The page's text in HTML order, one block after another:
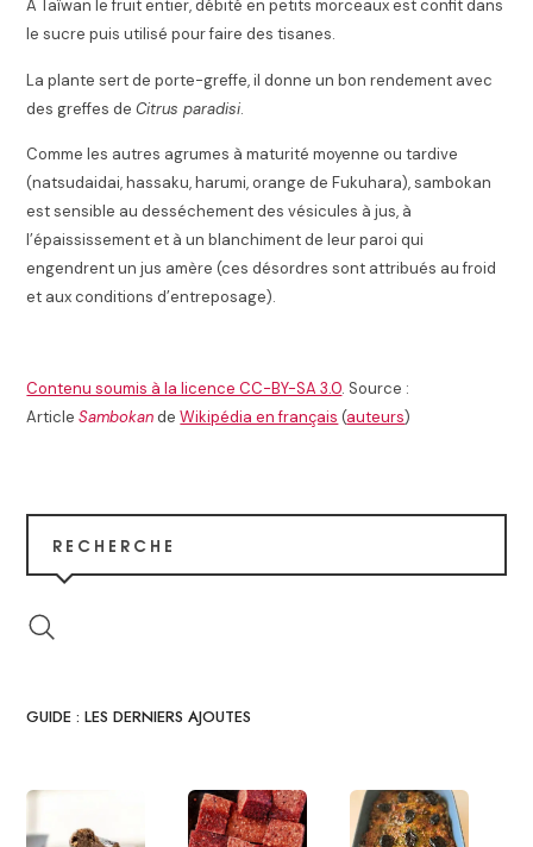
À Taïwan le fruit entier, débité en petits morceaux est confit dans
le sucre puis utilisé pour faire des tisanes.
La plante sert de porte-greffe, il donne un bon rendement avec
des greffes deCitrus paradisi.
Comme les autres agrumes à maturité moyenne ou tardive
(natsudaidai, hassaku, harumi, orange de Fukuhara), sambokan
est sensible au desséchement des vésicules à jus, à
l’épaississement et à un blanchiment de leur paroi qui
engendrent un jus amère (ces désordres sont attribués au froid
et aux conditions d’entreposage).
Contenu soumis à la licence CC-BY-SA 3.0. Source :
ArticleSambokandeWikipédia en français (auteurs)
RECHERCHE
GUIDE : LES DERNIERS AJOUTES